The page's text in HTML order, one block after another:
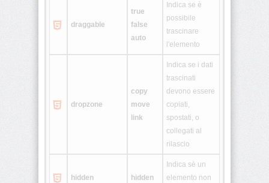
<legend>
<li>
<meta>
draggable
true
false
auto
Indica se è
possibile
trascinare
l'elemento
dropzone
copy
move
link
Indica se i dati
trascinati
devono essere
copiati,
spostati, o
collegati al
rilascio
hidden hidden
Indica sè un
elemento non